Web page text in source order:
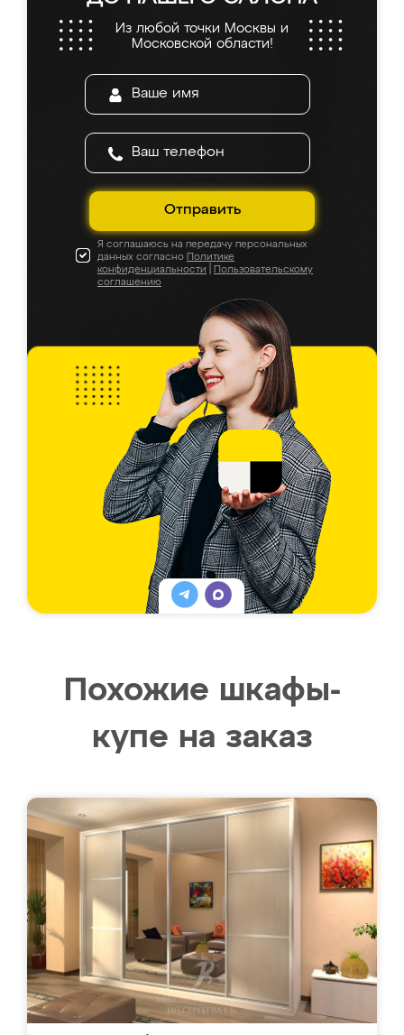
Из любой точки Москвы и
Московской области!
Отправить
Я соглашаюсь на передачу персональных
данных согласно Политике
конфиденциальности
Пользовательскому
соглашению
Похожие шкафы-
купе на заказ